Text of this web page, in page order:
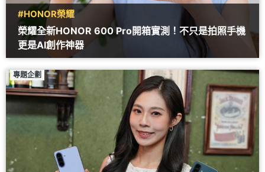
#HONOR榮耀
榮耀全新HONOR 600 Pro開箱實測！不只是拍照手機
更是AI創作神器
專題企劃